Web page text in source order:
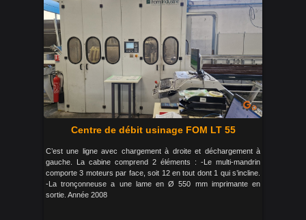
Centre de débit usinage FOM LT 55
C’est une ligne avec chargement à droite et déchargement à
gauche. La cabine comprend 2 éléments : -Le multi-mandrin
comporte 3 moteurs par face, soit 12 en tout dont 1 qui s’incline.
-La tronçonneuse a une lame en Ø 550 mm imprimante en
sortie. Année 2008